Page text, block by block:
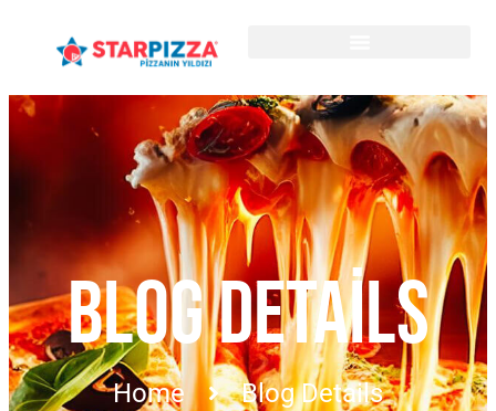
BLOG DETAILS
Home Blog Details